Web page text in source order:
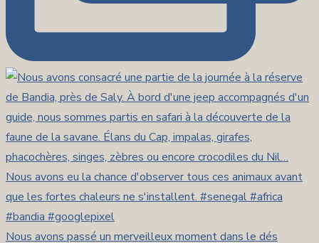
Nous avons passé un merveilleux moment dans le dés